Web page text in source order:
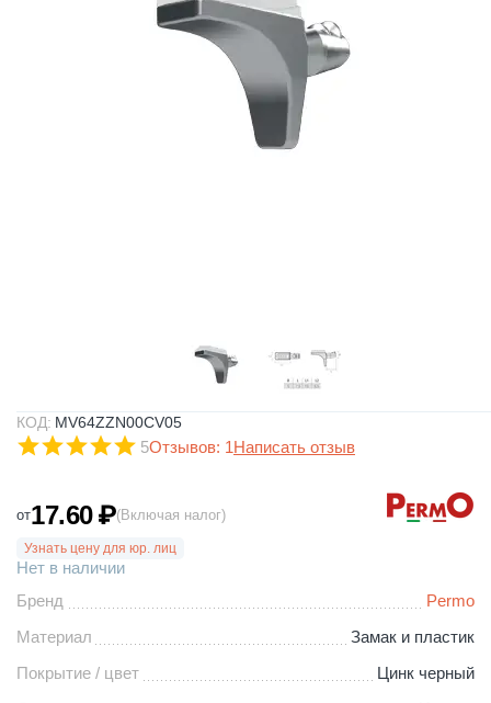
КОД: MV64ZZN00CV05
5Отзывов: 1Написать отзыв
от17.60₽(Включая налог)
Узнать цену для юр. лиц
Нет в наличии
Бренд
Permo
Материал
Замак и пластик
Покрытие / цвет
Цинк черный